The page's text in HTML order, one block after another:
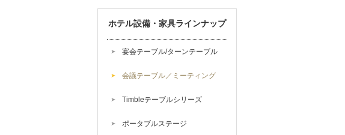
ホテル設備・家具ラインナップ
宴会テーブル/ターンテーブル
会議テーブル／ミーティング
テ… Timbleテーブルシリーズ
ポータブルステージ